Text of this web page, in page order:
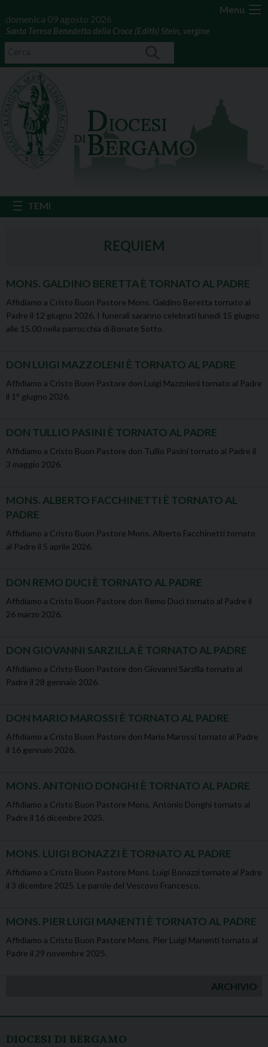
Menu
domenica 09 agosto 2026
Santa Teresa Benedetta della Croce (Edith) Stein, vergine
REQUIEM
MONS. GALDINO BERETTA È TORNATO AL PADRE
Affidiamo a Cristo Buon Pastore Mons. Galdino Beretta tornato al
Padre il 12 giugno 2026. I funerali saranno celebrati lunedì 15 giugno
alle 15.00 nella parrocchia di Bonate Sotto.
DON LUIGI MAZZOLENI È TORNATO AL PADRE
Affidiamo a Cristo Buon Pastore don Luigi Mazzoleni tornato al Padre
il 1° giugno 2026.
DON TULLIO PASINI È TORNATO AL PADRE
Affidiamo a Cristo Buon Pastore don Tullio Pasini tornato al Padre il
3 maggio 2026.
MONS. ALBERTO FACCHINETTI È TORNATO AL
PADRE
Affidiamo a Cristo Buon Pastore Mons. Alberto Facchinetti tornato
al Padre il 5 aprile 2026.
DON REMO DUCI È TORNATO AL PADRE
Affidiamo a Cristo Buon Pastore don Remo Duci tornato al Padre il
26 marzo 2026.
DON GIOVANNI SARZILLA È TORNATO AL PADRE
Affidiamo a Cristo Buon Pastore don Giovanni Sarzilla tornato al
Padre il 28 gennaio 2026.
DON MARIO MAROSSI È TORNATO AL PADRE
Affidiamo a Cristo Buon Pastore don Mario Marossi tornato al Padre
il 16 gennaio 2026.
MONS. ANTONIO DONGHI È TORNATO AL PADRE
Affidiamo a Cristo Buon Pastore Mons. Antonio Donghi tornato al
Padre il 16 dicembre 2025.
MONS. LUIGI BONAZZI È TORNATO AL PADRE
Affidiamo a Cristo Buon Pastore Mons. Luigi Bonazzi tornato al Padre
il 3 dicembre 2025. Le parole del Vescovo Francesco.
MONS. PIER LUIGI MANENTI È TORNATO AL PADRE
Affidiamo a Cristo Buon Pastore Mons. Pier Luigi Manenti tornato al
Padre il 29 novembre 2025.
ARCHIVIO
DIOCESI DI BERGAMO